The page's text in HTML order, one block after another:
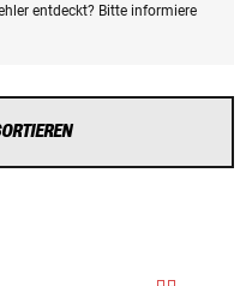
entdeckt? Bitte informiere